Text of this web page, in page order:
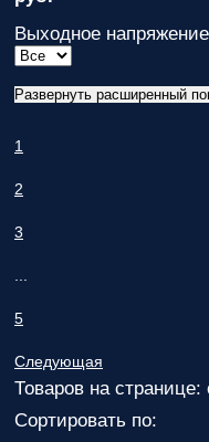
Выходное
Развернуть расширенный
1
2
3
5
Следующая
Товаров на странице:
Сортировать по: